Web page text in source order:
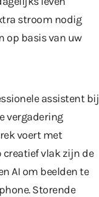
stroom nodig
op basis van uw
assistent bij
vergadering
voert met
creatief vlak zijn de
AI om beelden te
Storende